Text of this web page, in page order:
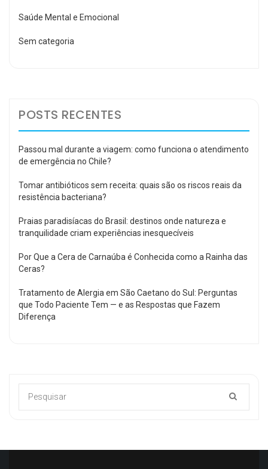
Saúde Mental e Emocional
Sem categoria
POSTS RECENTES
Passou mal durante a viagem: como funciona o atendimento
de emergência no Chile?
Tomar antibióticos sem receita: quais são os riscos reais da
resistência bacteriana?
Praias paradisíacas do Brasil: destinos onde natureza e
tranquilidade criam experiências inesquecíveis
Por Que a Cera de Carnaúba é Conhecida como a Rainha das
Ceras?
Tratamento de Alergia em São Caetano do Sul: Perguntas
que Todo Paciente Tem — e as Respostas que Fazem
Diferença